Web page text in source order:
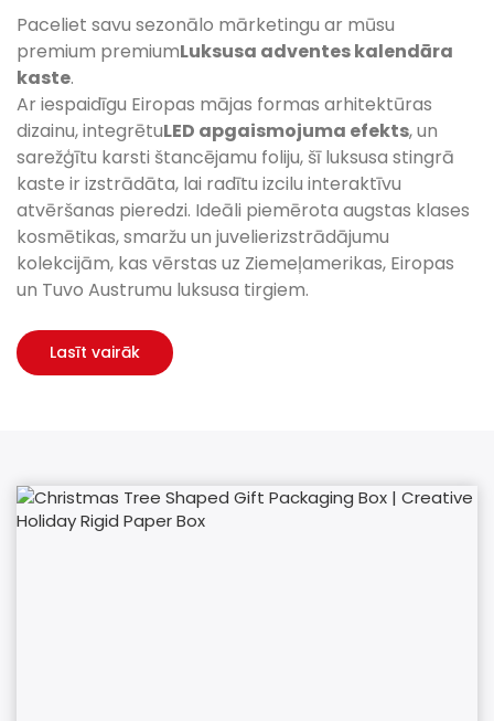
Paceliet savu sezonālo mārketingu ar mūsu
premium premiumLuksusa adventes kalendāra
kaste.
Ar iespaidīgu Eiropas mājas formas arhitektūras
dizainu, integrētuLED apgaismojuma efekts, un
sarežģītu karsti štancējamu foliju, šī luksusa stingrā
kaste ir izstrādāta, lai radītu izcilu interaktīvu
atvēršanas pieredzi. Ideāli piemērota augstas klases
kosmētikas, smaržu un juvelierizstrādājumu
kolekcijām, kas vērstas uz Ziemeļamerikas, Eiropas
un Tuvo Austrumu luksusa tirgiem.
Lasīt vairāk